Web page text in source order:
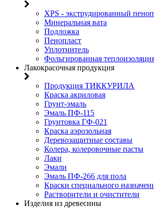
XPS - экструдированный
Минеральная вата
Подложка
Пенопласт
Уплотнитель
Фольгированная
Лакокрасочная продукция
Продукция ТИККУРИЛА
Краска акриловая
Грунт-эмаль
Эмаль ПФ-115
Грунтовка ГФ-021
Краска аэрозольная
Деревозащитные составы
Колера, колеровочные пасты
Лаки
Эмали
Эмаль ПФ-266 для пола
Краски специального
Растворители и очистители
Изделия из древесины